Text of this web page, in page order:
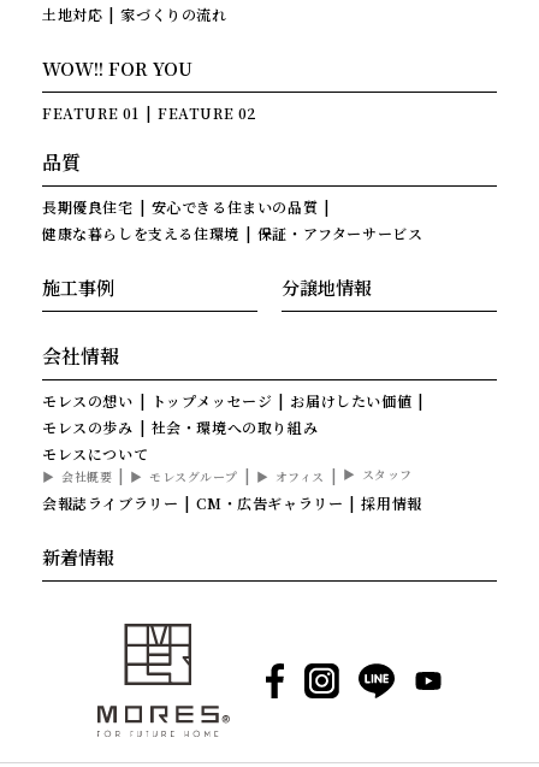
土地対応
家づくりの流れ
WOW!! FOR YOU
FEATURE 01 FEATURE 02
品質
長期優良住宅
安心できる住まいの品質
健康な暮らしを支える住環境
保証・アフターサービス
施工事例 分譲地情報
会社情報
モレスの想い トップメッセージ
お届けしたい価値
モレスの歩み
社会・環境への取り組み
モレスについて
会社概要 モレスグループ オフィス スタッフ
会報誌ライブラリー CM・広告ギャラリー 採用情報
新着情報
Facebook
Instagram
LINE YouTube